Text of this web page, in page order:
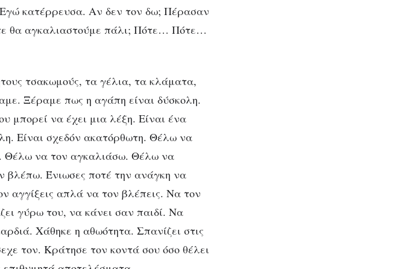
κατέρρευσα. Αν δεν τον δω; Πέρασαν
θα αγκαλιαστούμε πάλι; Πότε… Πότε…
τσακωμούς, τα γέλια, τα κλάματα,
Ξέραμε πως η αγάπη είναι δύσκολη.
μπορεί να έχει μια λέξη. Είναι ένα
Είναι σχεδόν ακατόρθωτη. Θέλω να
Θέλω να τον αγκαλιάσω. Θέλω να
βλέπω. Ένιωσες ποτέ την ανάγκη να
αγγίξεις απλά να τον βλέπεις. Να τον
γύρω του, να κάνει σαν παιδί. Να
Χάθηκε η αθωότητα. Σπανίζει στις
τον. Κράτησε τον κοντά σου όσο θέλει